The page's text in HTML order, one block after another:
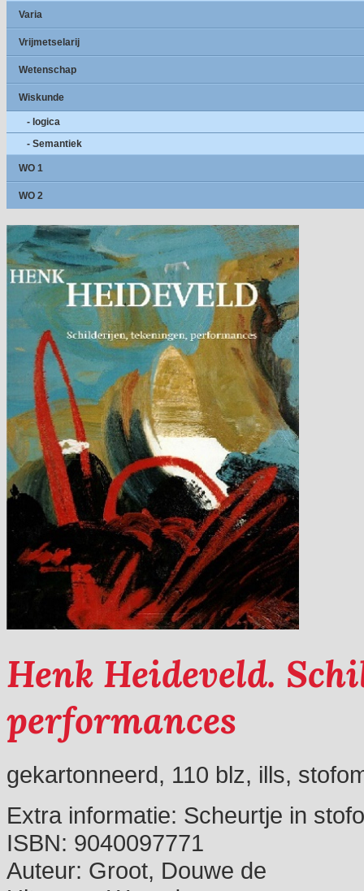
Varia
Vrijmetselarij
Wetenschap
Wiskunde
- logica
- Semantiek
WO 1
WO 2
Henk Heideveld.
performances
gekartonneerd, 110 blz, ills,
Extra informatie: Scheurtje in
ISBN: 9040097771
Auteur: Groot, Douwe de